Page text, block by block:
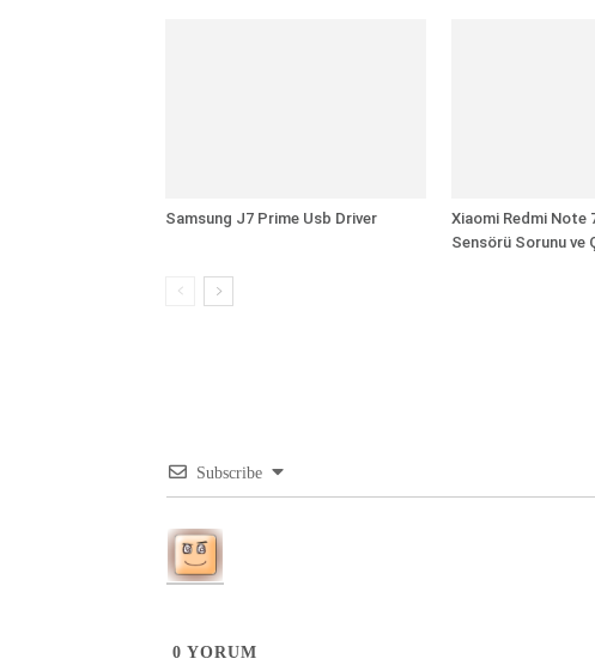
Samsung J7 Prime Usb Driver
Xiaomi Redmi Note
Sensörü Sorunu ve
Subscribe
0 YORUM